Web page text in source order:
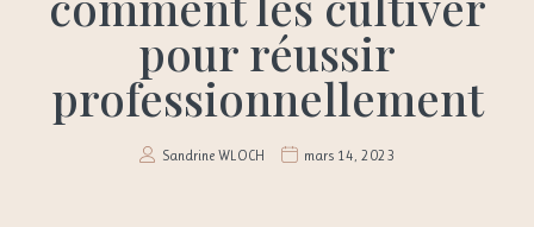
pour réussir
professionnellement
Sandrine WLOCH mars 14, 2023